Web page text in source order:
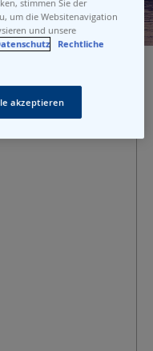
stimmen Sie der
um die Websitenavigation
und unsere
Rechtliche
akzeptieren